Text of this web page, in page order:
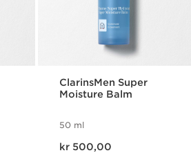
ClarinsMen Super
Moisture Balm
50 ml
kr 500,00